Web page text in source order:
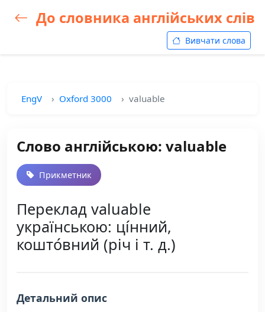
До словника англійських слів
Вивчати слова
EngV Oxford 3000 valuable
Слово англійською: valuable
Прикметник
Переклад valuable
українською: ці́нний,
кошто́вний (річ і т. д.)
Детальний опис